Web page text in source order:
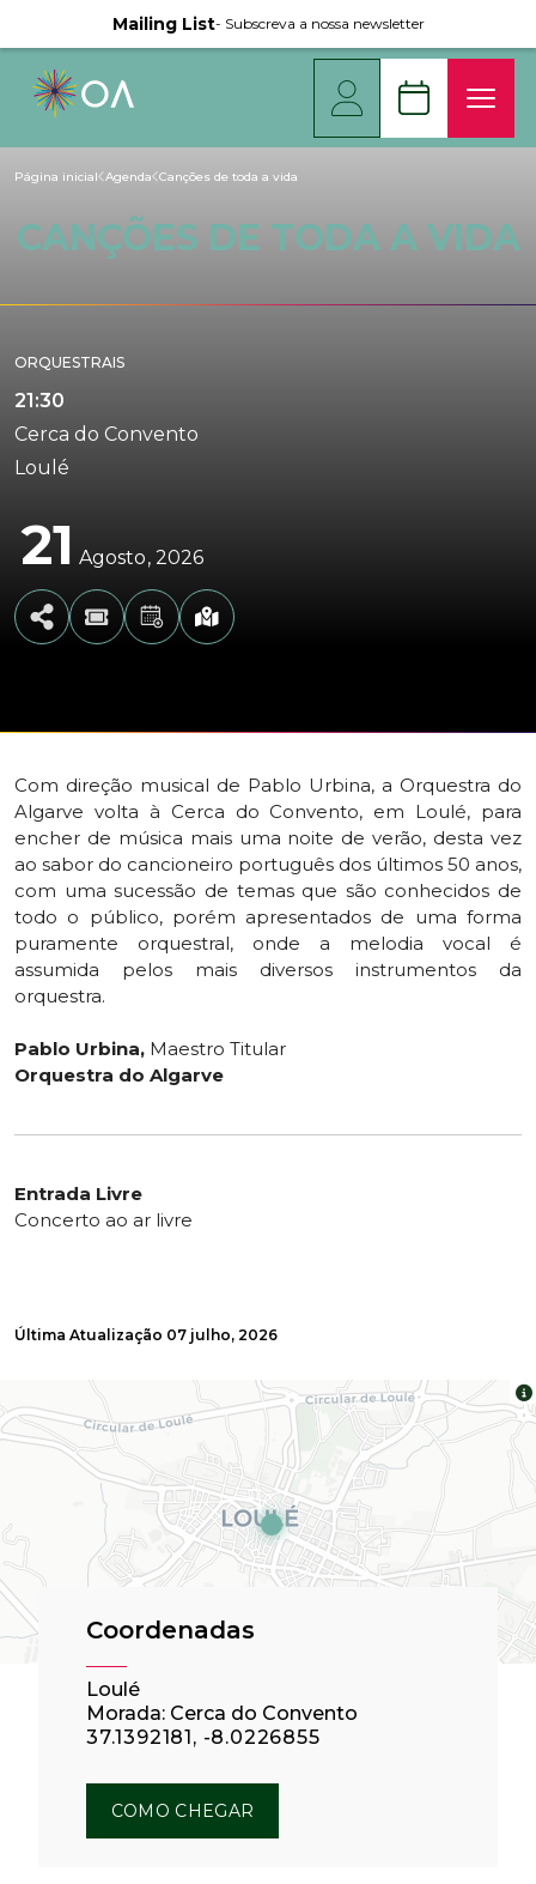
Mailing List- Subscreva a nossa newsletter
Página inicial Agenda Canções de toda a vida
CANÇÕES DE TODA A VIDA
ORQUESTRAIS
21:30
Cerca do Convento
Loulé
21 Agosto 2026
Com direção musical de Pablo Urbina, a Orquestra do
Algarve volta à Cerca do Convento, em Loulé, para
encher de música mais uma noite de verão, desta vez
ao sabor do cancioneiro português dos últimos 50 anos,
com uma sucessão de temas que são conhecidos de
todo o público, porém apresentados de uma forma
puramente orquestral, onde a melodia vocal é
assumida pelos mais diversos instrumentos da
orquestra.
Pablo Urbina, Maestro Titular
Orquestra do Algarve
Entrada Livre
Concerto ao ar livre
Última Atualização 07 julho, 2026
Coordenadas
Loulé
Morada: Cerca do Convento
37.1392181, -8.0226855
COMO CHEGAR